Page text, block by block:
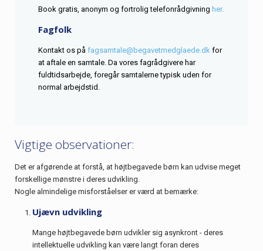
Book gratis, anonym og fortrolig telefonrådgivning her.
Fagfolk
Kontakt os på fagsamtale@begavetmedglaede.dk for
at aftale en samtale. Da vores fagrådgivere har
fuldtidsarbejde, foregår samtalerne typisk uden for
normal arbejdstid.
Vigtige observationer:
Det er afgørende at forstå, at højtbegavede børn kan udvise meget
forskellige mønstre i deres udvikling.
Nogle almindelige misforståelser er værd at bemærke:
Ujævn udvikling
Mange højtbegavede børn udvikler sig asynkront - deres
intellektuelle udvikling kan være langt foran deres